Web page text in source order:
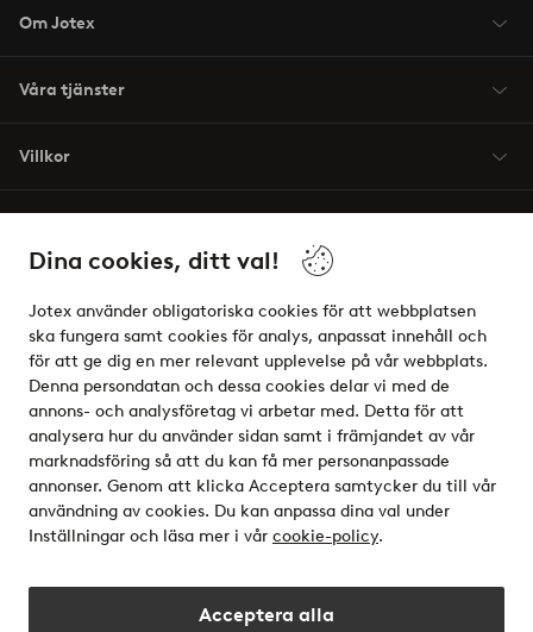
Dina cookies, ditt val!
Jotex använder obligatoriska cookies för att webbplatsen
ska fungera samt cookies för analys, anpassat innehåll och
för att ge dig en mer relevant upplevelse på vår webbplats.
Denna persondatan och dessa cookies delar vi med de
annons- och analysföretag vi arbetar med. Detta för att
analysera hur du använder sidan samt i främjandet av vår
marknadsföring så att du kan få mer personanpassade
annonser. Genom att klicka Acceptera samtycker du till vår
användning av cookies. Du kan anpassa dina val under
Inställningar och läsa mer i vår cookie-policy.
Acceptera alla
Om Jotex
Våra tjänster
Villkor
Säkra betalningar - Betala direkt eller dela upp
Vill du veta mer om våra betalalternativ?
elpy